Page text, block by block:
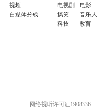
视频
自媒体分成
电视剧
电影
搞笑
音乐人
科技
教育
网络视听许可证1908336